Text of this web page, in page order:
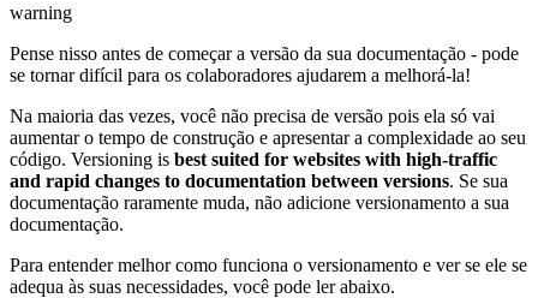
warning
Pense nisso antes de começar a versão da sua documentação - pode
se tornar difícil para os colaboradores ajudarem a melhorá-la!
Na maioria das vezes, você não precisa de versão pois ela só vai
aumentar o tempo de construção e apresentar a complexidade ao seu
código. Versioning is best suited for websites with high-traffic
and rapid changes to documentation between versions. Se sua
documentação raramente muda, não adicione versionamento a sua
documentação.
Para entender melhor como funciona o versionamento e ver se ele se
adequa às suas necessidades, você pode ler abaixo.